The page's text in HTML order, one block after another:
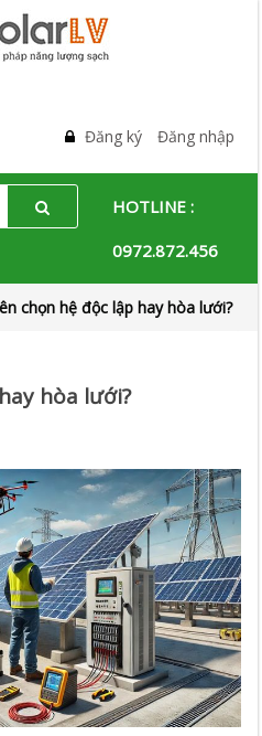
Đăng ký Đăng nhập
HOTLINE :
0972.872.456
chọn hệ độc lập hay hòa lưới?
hòa lưới?